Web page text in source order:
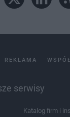
REKLAMA
serwisy
Katalog firm i